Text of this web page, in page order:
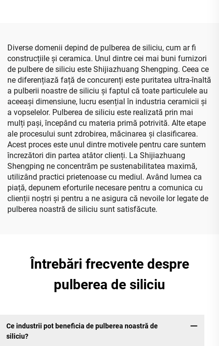
Diverse domenii depind de pulberea de siliciu, cum ar fi
construcțiile și ceramica. Unul dintre cei mai buni furnizori
de pulbere de siliciu este Shijiazhuang Shengping. Ceea ce
ne diferențiază față de concurenți este puritatea ultra-înaltă
a pulberii noastre de siliciu și faptul că toate particulele au
aceeași dimensiune, lucru esențial în industria ceramicii și
a vopselelor. Pulberea de siliciu este realizată prin mai
mulți pași, începând cu materia primă potrivită. Alte etape
ale procesului sunt zdrobirea, măcinarea și clasificarea.
Acest proces este unul dintre motivele pentru care suntem
încrezători din partea atâtor clienți. La Shijiazhuang
Shengping ne concentrăm pe sustenabilitatea maximă,
utilizând practici prietenoase cu mediul. Având lumea ca
piață, depunem eforturile necesare pentru a comunica cu
clienții noștri și pentru a ne asigura că nevoile lor legate de
pulberea noastră de siliciu sunt satisfăcute.
Întrebări frecvente despre
pulberea de siliciu
Ce industrii pot beneficia de pulberea noastră de
siliciu?